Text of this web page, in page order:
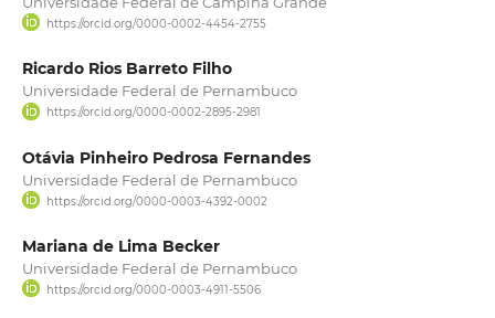
https://orcid.org/0000-0002-4454-2755
Ricardo Rios Barreto Filho
Universidade Federal de Pernambuco
https://orcid.org/0000-0002-2895-2981
Otávia Pinheiro Pedrosa Fernandes
Universidade Federal de Pernambuco
https://orcid.org/0000-0003-4392-0002
Mariana de Lima Becker
Universidade Federal de Pernambuco
https://orcid.org/0000-0003-4911-5506